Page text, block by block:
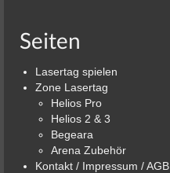
Seiten
Lasertag spielen
Zone Lasertag
Helios Pro
Helios 2 & 3
Begeara
Arena Zubehör
Kontakt / Impressum / AGB